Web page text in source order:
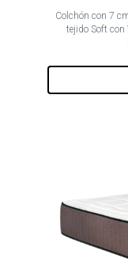
Colchón con 7
tejido Soft con